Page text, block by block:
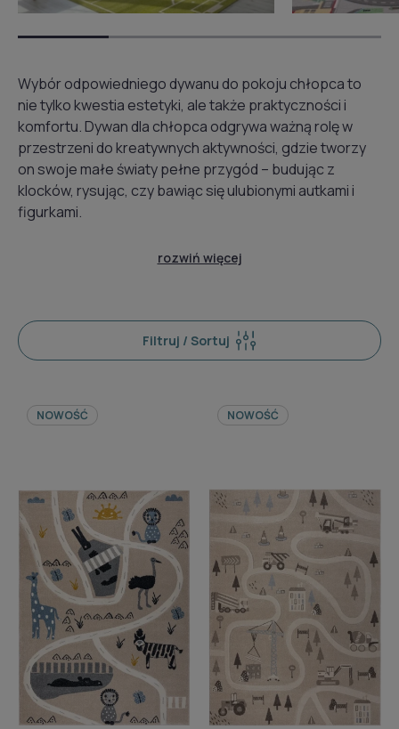
Wybór odpowiedniego dywanu do pokoju chłopca to
nie tylko kwestia estetyki, ale także praktyczności i
komfortu. Dywan dla chłopca odgrywa ważną rolę w
przestrzeni do kreatywnych aktywności, gdzie tworzy
on swoje małe światy pełne przygód – budując z
klocków, rysując, czy bawiąc się ulubionymi autkami i
figurkami.
rozwiń więcej
Filtruj / Sortuj
NOWOŚĆ NOWOŚĆ